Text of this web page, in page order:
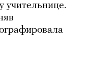
учительнице.